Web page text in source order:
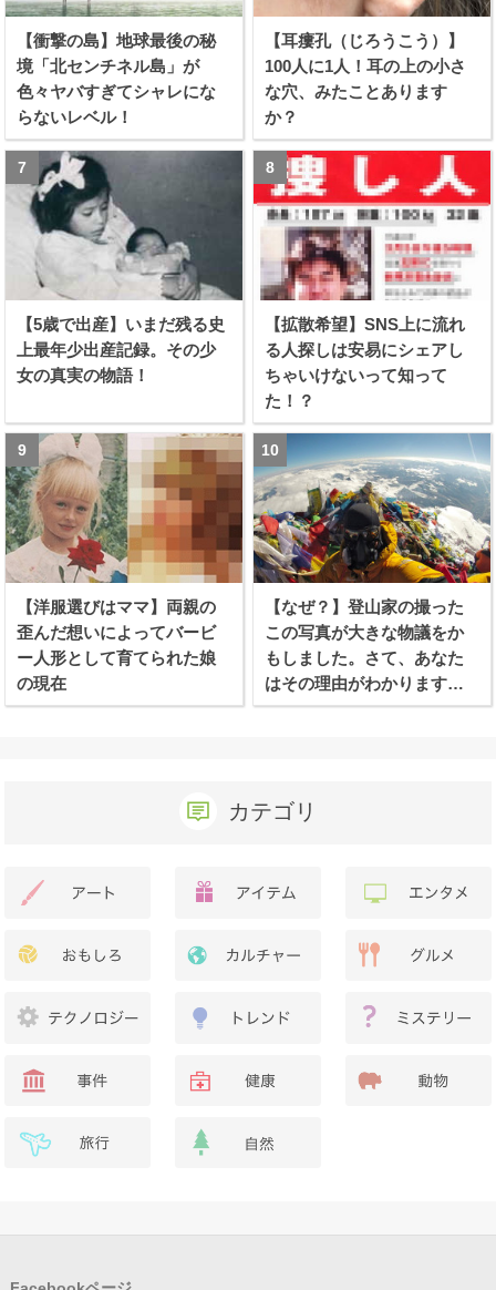
【衝撃の島】地球最後の秘
境「北センチネル島」が
色々ヤバすぎてシャレにな
らないレベル！
【耳瘻孔（じろうこう）】
100人に1人！耳の上の小さ
な穴、みたことあります
か？
【5歳で出産】いまだ残る史
上最年少出産記録。その少
女の真実の物語！
【拡散希望】SNS上に流れ
る人探しは安易にシェアし
ちゃいけないって知って
た！？
【洋服選びはママ】両親の
歪んだ想いによってバービ
ー人形として育てられた娘
の現在
【なぜ？】登山家の撮った
この写真が大きな物議をか
もしました。さて、あなた
はその理由がわかります
か？
カテゴリ